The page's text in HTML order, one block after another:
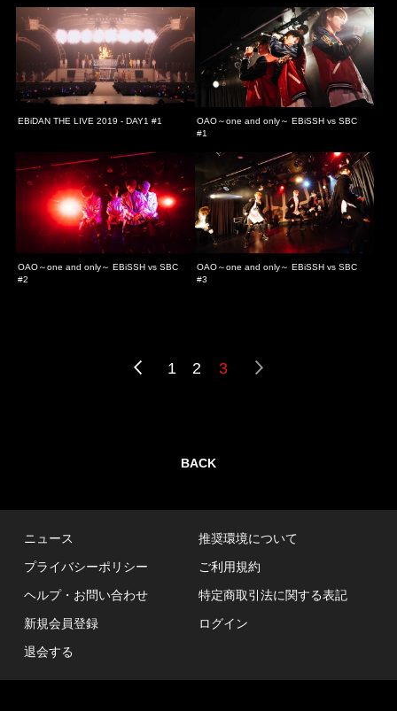
EBiDAN THE LIVE 2019 - DAY1 #1
OAO～one and only～ EBiSSH vs SBC
#1
OAO～one and only～ EBiSSH vs SBC
#2
OAO～one and only～ EBiSSH vs SBC
#3
1 2 3
BACK
ニュース
推奨環境について
プライバシーポリシー
ご利用規約
ヘルプ・お問い合わせ
特定商取引法に関する表記
新規会員登録
ログイン
退会する